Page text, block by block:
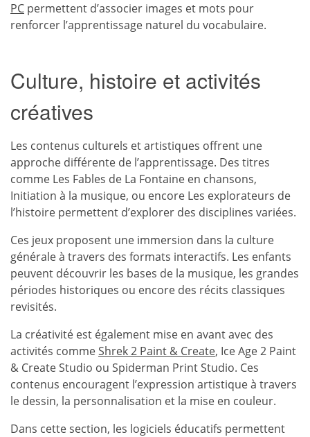
PC permettent d’associer images et mots pour
renforcer l’apprentissage naturel du vocabulaire.
Culture, histoire et activités
créatives
Les contenus culturels et artistiques offrent une
approche différente de l’apprentissage. Des titres
comme Les Fables de La Fontaine en chansons,
Initiation à la musique, ou encore Les explorateurs de
l’histoire permettent d’explorer des disciplines variées.
Ces jeux proposent une immersion dans la culture
générale à travers des formats interactifs. Les enfants
peuvent découvrir les bases de la musique, les grandes
périodes historiques ou encore des récits classiques
revisités.
La créativité est également mise en avant avec des
activités commeShrek 2 Paint & Create, Ice Age 2 Paint
& Create Studio ou Spiderman Print Studio. Ces
contenus encouragent l’expression artistique à travers
le dessin, la personnalisation et la mise en couleur.
Dans cette section, les logiciels éducatifs permettent